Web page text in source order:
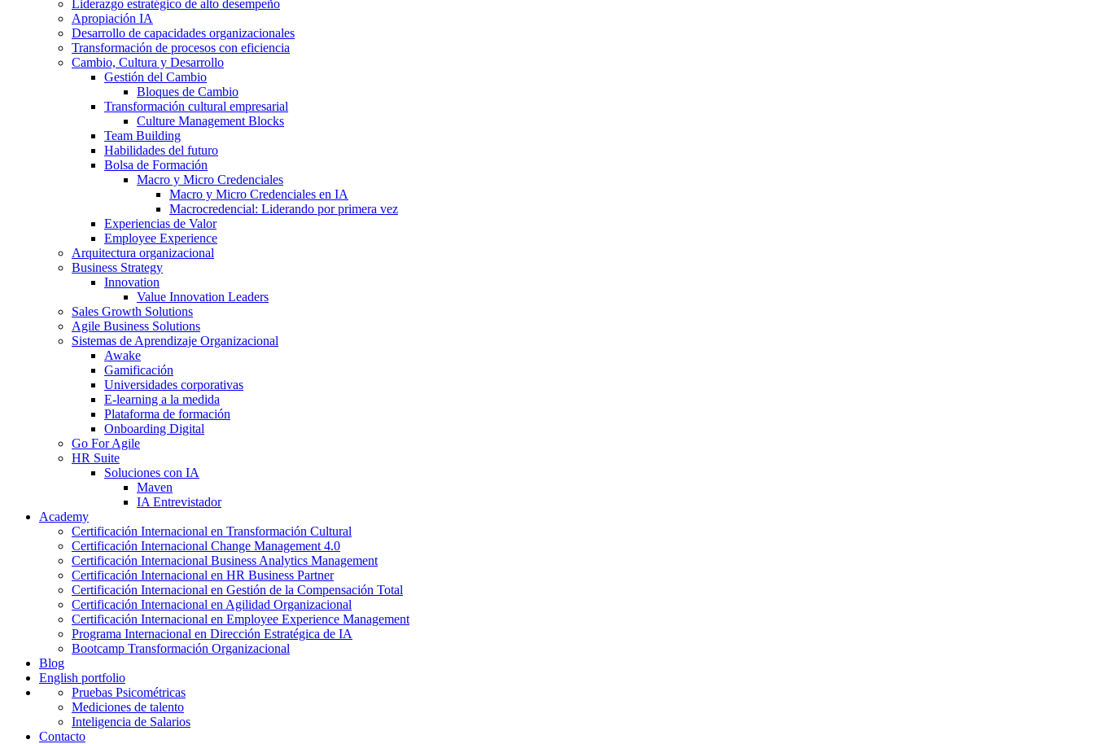
Liderazgo estratégico de alto desempeño
Apropiación IA
Desarrollo de capacidades organizacionales
Transformación de procesos con eficiencia
Cambio, Cultura y Desarrollo
Gestión del Cambio
Bloques de Cambio
Transformación cultural empresarial
Culture Management Blocks
Team Building
Habilidades del futuro
Bolsa de Formación
Macro y Micro Credenciales
Macro y Micro Credenciales en IA
Macrocredencial: Liderando por primera vez
Experiencias de Valor
Employee Experience
Arquitectura organizacional
Business Strategy
Innovation
Value Innovation Leaders
Sales Growth Solutions
Agile Business Solutions
Sistemas de Aprendizaje Organizacional
Awake
Gamificación
Universidades corporativas
E-learning a la medida
Plataforma de formación
Onboarding Digital
Go For Agile
HR Suite
Soluciones con IA
Maven
IA Entrevistador
Academy
Certificación Internacional en Transformación Cultural
Certificación Internacional Change Management 4.0
Certificación Internacional Business Analytics Management
Certificación Internacional en HR Business Partner
Certificación Internacional en Gestión de la Compensación Total
Certificación Internacional en Agilidad Organizacional
Certificación Internacional en Employee Experience Management
Programa Internacional en Dirección Estratégica de IA
Bootcamp Transformación Organizacional
Blog
English portfolio
Pruebas Psicométricas
Mediciones de talento
Inteligencia de Salarios
Contacto